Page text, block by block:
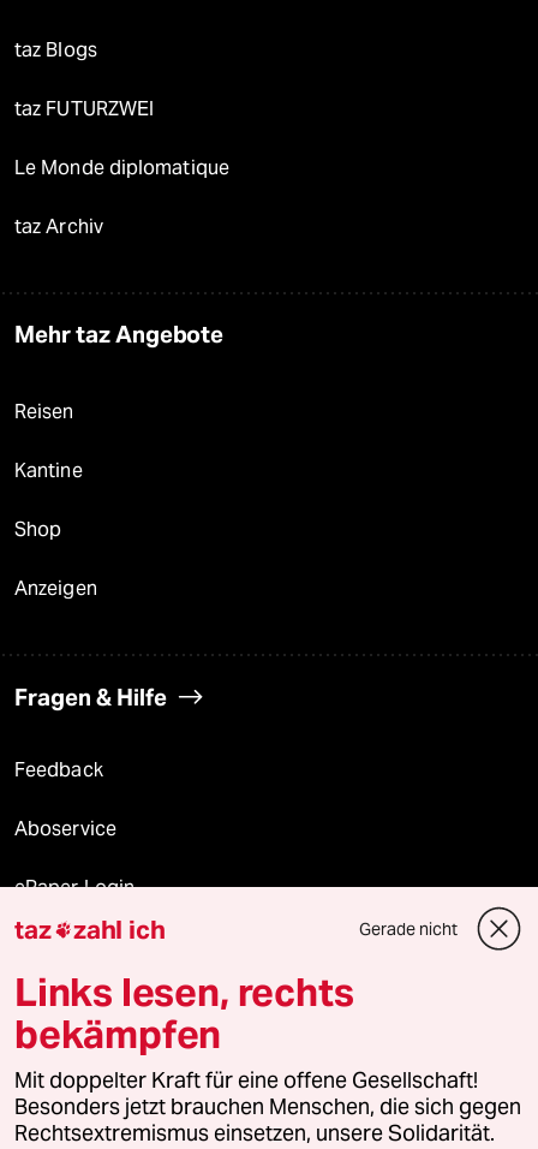
taz Blogs
taz FUTURZWEI
Le Monde diplomatique
taz Archiv
Mehr taz Angebote
Reisen
Kantine
Shop
Anzeigen
Fragen & Hilfe
Feedback
Aboservice
ePaper Login
Downloads für Abonnierende
© 2026 taz Verlags und Vertriebs GmbH
Alle Rechte vorbehalten. Bei rechtlichen Fragen oder für Genehmigungen
wenden Sie sich bitte an
lizenzen@taz.de
taz zahl ich Gerade nicht
Links lesen, rechts
bekämpfen
Mit doppelter Kraft für eine offene Gesellschaft!
Besonders jetzt brauchen Menschen, die sich gegen
Rechtsextremismus einsetzen, unsere Solidarität.